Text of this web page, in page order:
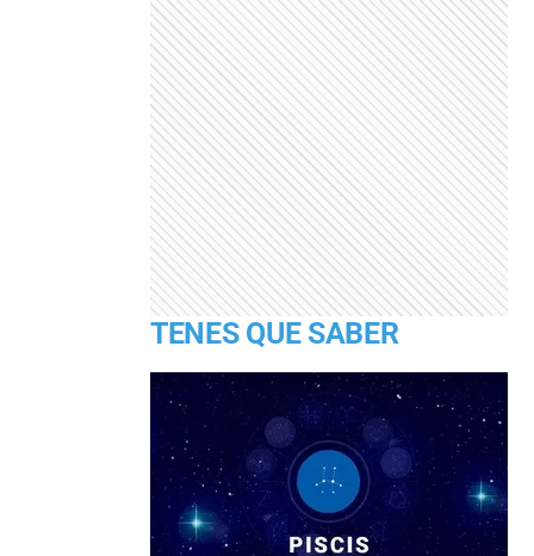
TENES QUE SABER